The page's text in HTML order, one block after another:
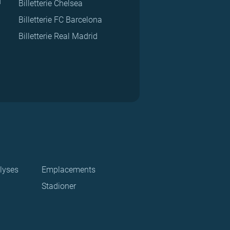
Billetterie Chelsea
Billetterie FC Barcelona
Billetterie Real Madrid
Emplacements
Stadioner